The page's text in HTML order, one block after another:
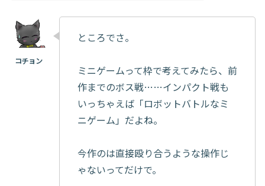
ところでさ。
ミニゲームって枠で考えてみたら、前
作までのボス戦……インパクト戦も
いっちゃえば「ロボットバトルなミ
ニゲーム」だよね。
今作のは直接殴り合うような操作じ
ゃないってだけで。